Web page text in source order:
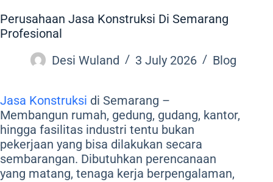
Perusahaan Jasa Konstruksi Di Semarang
Profesional
Desi Wuland
3 July 2026 Blog
Jasa Konstruksi di Semarang –
Membangun rumah, gedung, gudang, kantor,
hingga fasilitas industri tentu bukan
pekerjaan yang bisa dilakukan secara
sembarangan. Dibutuhkan perencanaan
yang matang, tenaga kerja berpengalaman,